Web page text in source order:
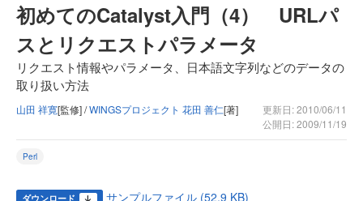
初めてのCatalyst入門（4） URLパ
スとリクエストパラメータ
リクエスト情報やパラメータ、日本語文字列などのデータの
取り扱い方法
山田 祥寛[監修] /WINGSプロジェクト 花田 善仁[著]
更新日: 2010/06/11
公開日: 2009/11/19
Perl
ダウンロード サンプルファイル (52.9 KB)